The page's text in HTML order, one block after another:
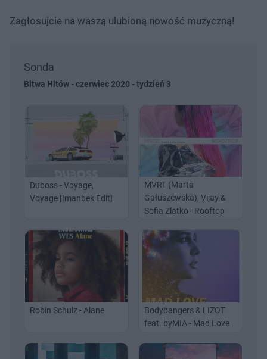
Zagłosujcie na waszą ulubioną nowość muzyczną!
Sonda
Bitwa Hitów - czerwiec 2020 - tydzień 3
Duboss - Voyage,
Voyage [Imanbek Edit]
MVRT (Marta
Gałuszewska), Vijay &
Sofia Zlatko - Rooftop
Robin Schulz - Alane
Bodybangers & LIZOT
feat. byMIA - Mad Love